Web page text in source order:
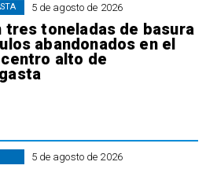
5 de agosto de 2026
tres toneladas de basura
abandonados en el
alto de
5 de agosto de 2026